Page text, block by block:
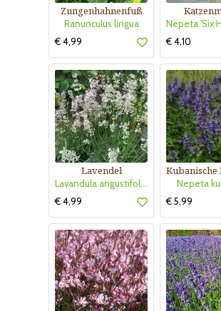
Zungenhahnenfuß
Ranunculus lingua
€ 4,99
€ 4,10
Lavendel
Lavandula angustifolia 'Rosea'
€ 4,99
Nepeta
€ 5,99